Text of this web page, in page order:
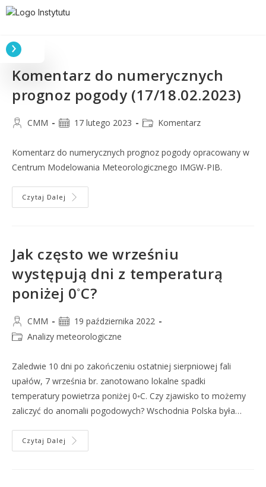
Komentarz do numerycznych
prognoz pogody (17/18.02.2023)
CMM 17 lutego 2023 Komentarz
Komentarz do numerycznych prognoz pogody opracowany w
Centrum Modelowania Meteorologicznego IMGW-PIB.
Czytaj Dalej
Jak często we wrześniu
występują dni z temperaturą
poniżej 0◦C?
CMM
19 października 2022
Analizy meteorologiczne
Zaledwie 10 dni po zakończeniu ostatniej sierpniowej fali
upałów, 7 września br. zanotowano lokalne spadki
temperatury powietrza poniżej 0◦C. Czy zjawisko to możemy
zaliczyć do anomalii pogodowych? Wschodnia Polska była…
Czytaj Dalej